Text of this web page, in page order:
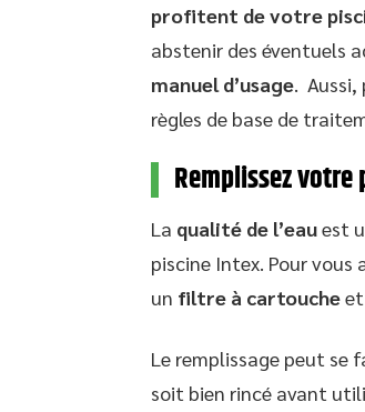
profitent de votre
abstenir des éventuels
manuel d’usage. Aussi,
règles de base de
Remplissez votre
La qualité de l’eauest
piscine Intex. Pour vous
un filtre à cartouche
Le remplissage peut se
soit bien rincé avant